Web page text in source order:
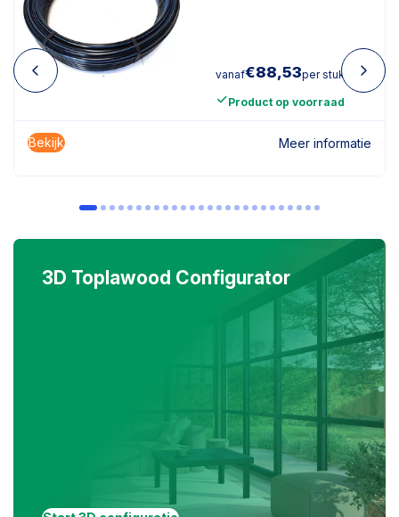
vanaf€88,53per stuk
Product op voorraad
Bekijk Meer informatie
3D Toplawood Configurator